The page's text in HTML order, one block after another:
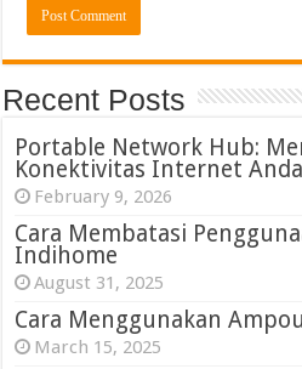
Recent Posts
Portable Network Hub:
Konektivitas Internet
February 9, 2026
Cara Membatasi
Indihome
August 31, 2025
Cara Menggunakan
March 15, 2025